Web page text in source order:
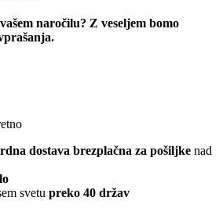
naročilu? Z veseljem bomo
dostava brezplačna za pošiljke nad
svetu preko 40 držav